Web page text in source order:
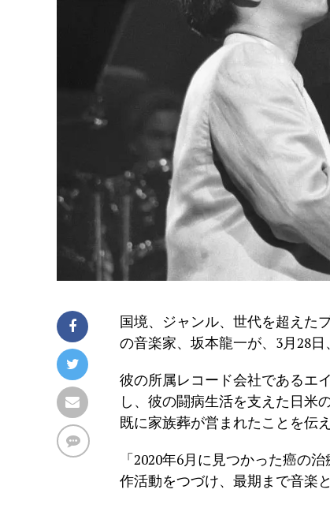
国境、ジャンル、世代を超えた
の音楽家、坂本龍一が、3月28日
彼の所属レコード会社であるエ
し、彼の闘病生活を支えた日米
既に家族葬が営まれたことを伝え
「2020年6月に見つかった癌の
作活動をつづけ、最期まで音楽